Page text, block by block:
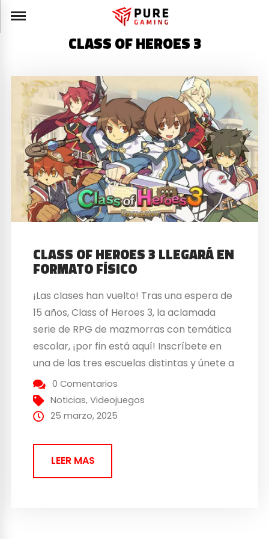
CLASS OF HEROES 3
CLASS OF HEROES 3 LLEGARÁ EN
FORMATO FÍSICO
¡Las clases han vuelto! Tras una espera de
15 años, Class of Heroes 3, la aclamada
serie de RPG de mazmorras con temática
escolar, ¡por fin está aquí! Inscríbete en
una de las tres escuelas distintas y únete a
tus compañeros en una épica aventura de
exploración de mazmorras. Disfruta la vida
en el campus...
0 Comentarios
Noticias,Videojuegos
25 marzo, 2025
LEER MAS